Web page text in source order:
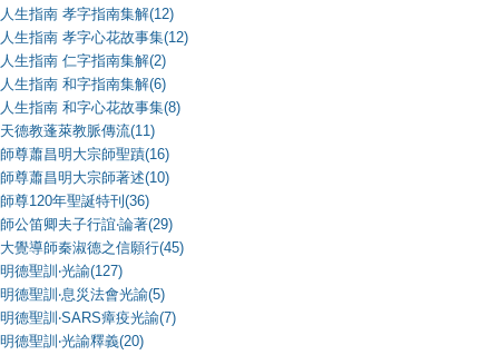
人生指南 孝字指南集解(12)
人生指南 孝字心花故事集(12)
人生指南 仁字指南集解(2)
人生指南 和字指南集解(6)
人生指南 和字心花故事集(8)
天德教蓬萊教脈傳流(11)
師尊蕭昌明大宗師聖蹟(16)
師尊蕭昌明大宗師著述(10)
師尊120年聖誕特刊(36)
師公笛卿夫子行誼‧論著(29)
大覺導師秦淑德之信願行(45)
明德聖訓‧光諭(127)
明德聖訓‧息災法會光諭(5)
明德聖訓‧SARS瘴疫光諭(7)
明德聖訓‧光諭釋義(20)